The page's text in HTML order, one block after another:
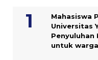
Mahasiswa
Universitas
Penyuluhan
untuk